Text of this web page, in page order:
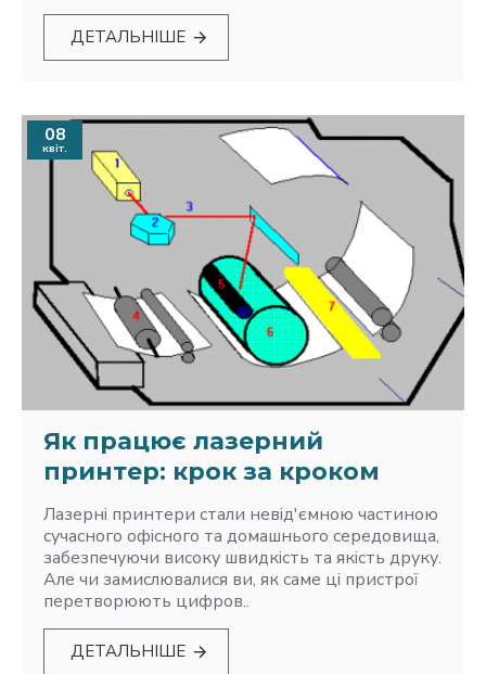
ДЕТАЛЬНІШЕ
08
квіт.
Як працює лазерний
принтер: крок за кроком
Лазерні принтери стали невід'ємною частиною
сучасного офісного та домашнього середовища,
забезпечуючи високу швидкість та якість друку.
Але чи замислювалися ви, як саме ці пристрої
перетворюють цифров..
ДЕТАЛЬНІШЕ